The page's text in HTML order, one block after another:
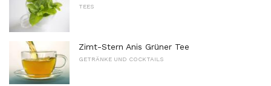
TEES
Zimt-Stern Anis Grüner Tee
GETRÄNKE UND COCKTAILS